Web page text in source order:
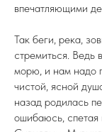
впечатляющими
Так беги, река,
стремиться. Ведь
морю, и нам надо
чистой, ясной
назад родилась
ошибаюсь,